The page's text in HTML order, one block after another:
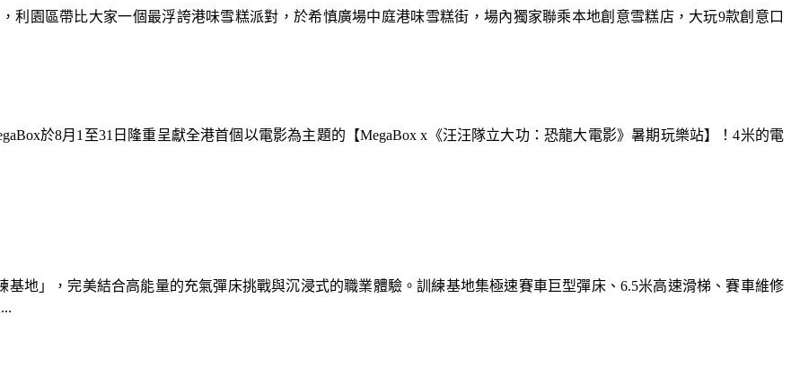
利園區帶比大家一個最浮誇港味雪糕派對，於希慎廣場中庭港味雪糕街，場內獨家聯乘本地創意雪糕店，大玩9款創意口
基地」，完美結合高能量的充氣彈床挑戰與沉浸式的職業體驗。訓練基地集極速賽車巨型彈床、6.5米高速滑梯、賽車維修
於8月1至31日隆重呈獻全港首個以電影為主題的【MegaBox x《汪汪隊立大功：恐龍大電影》暑期玩樂站】！4米的電